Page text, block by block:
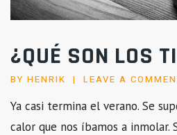
¿QUÉ SON LOS
BY HENRIK LEAVE A
Ya casi termina el verano. Se
calor que nos íbamos a inmolar.